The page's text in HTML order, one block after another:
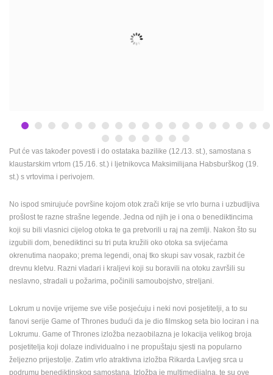
NAJNOVIJE KAMERE
Put će vas također povesti i do ostataka bazilike (12./13. st.), samostana s
klaustarskim vrtom (15./16. st.) i ljetnikovca Maksimilijana Habsburškog (19.
st.) s vrtovima i perivojem.
No ispod smirujuće površine kojom otok zrači krije se vrlo burna i uzbudljiva
prošlost te razne strašne legende. Jedna od njih je i ona o benediktincima
koji su bili vlasnici cijelog otoka te ga pretvorili u raj na zemlji. Nakon što su
izgubili dom, benediktinci su tri puta kružili oko otoka sa svijećama
okrenutima naopako; prema legendi, onaj tko skupi sav vosak, razbit će
drevnu kletvu. Razni vladari i kraljevi koji su boravili na otoku završili su
neslavno, stradali u požarima, počinili samoubojstvo, streljani.
Lokrum u novije vrijeme sve više posjećuju i neki novi posjetitelji, a to su
fanovi serije Game of Thrones budući da je dio filmskog seta bio lociran i na
Lokrumu. Game of Thrones izložba nezaobilazna je lokacija velikog broja
posjetitelja koji dolaze individualno i ne propuštaju sjesti na popularno
željezno prijestolje. Zatim vrlo atraktivna izložba Rikarda Lavljeg srca u
podrumu benediktinskog samostana. Izložba je multimedijalna, te su ove